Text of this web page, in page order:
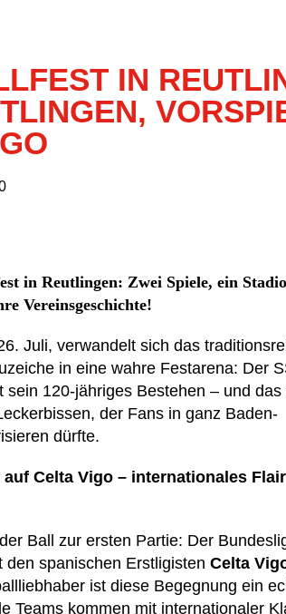
IN
in Reutlingen: Zwei Spiele, ein
Vereinsgeschichte!
Juli, verwandelt sich das
in eine wahre Festarena: Der
sein 120-jähriges Bestehen – und das
der Fans in ganz Baden-
dürfte.
Celta Vigo – internationales
Ball zur ersten Partie: Der
den spanischen Erstligisten Celta
ist diese Begegnung ein
Teams kommen mit internationaler